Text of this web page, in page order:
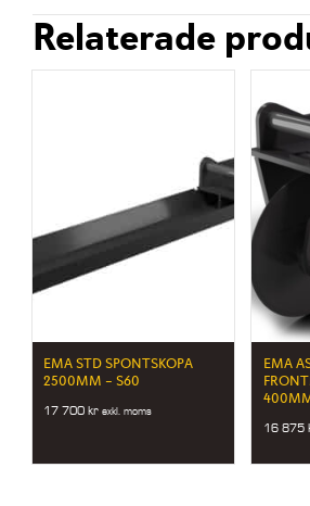
Relaterade
EMA STD SPONTSKOPA
2500MM – S60
17 700kr exkl. moms
EMA
16 875